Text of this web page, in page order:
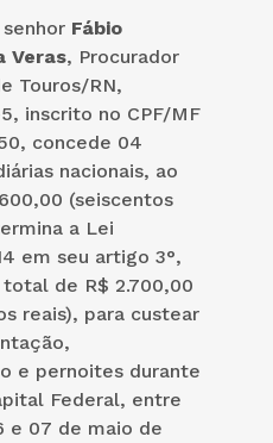
Fábio
Veras, Procurador
Touros/RN,
inscrito no CPF/MF
concede 04
nacionais, ao
(seiscentos
a Lei
em seu artigo 3°,
de R$ 2.700,00
reais), para custear
e pernoites durante
Federal, entre
e 07 de maio de